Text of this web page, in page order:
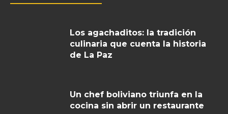
Los agachaditos: la tradición
culinaria que cuenta la historia
de La Paz
Un chef boliviano triunfa en la
cocina sin abrir un restaurante